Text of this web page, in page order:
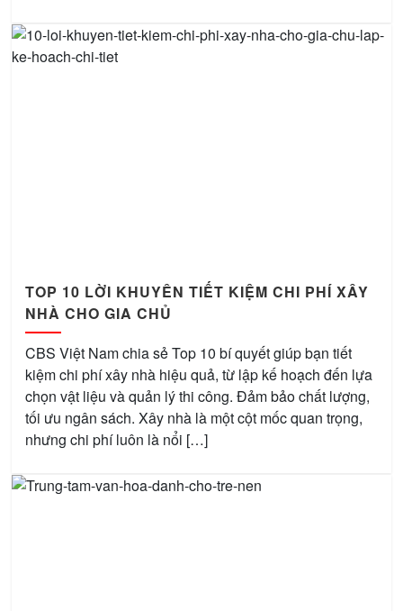
TOP 10 LỜI KHUYÊN TIẾT KIỆM CHI PHÍ XÂY
NHÀ CHO GIA CHỦ
CBS Việt Nam chia sẻ Top 10 bí quyết giúp bạn tiết
kiệm chi phí xây nhà hiệu quả, từ lập kế hoạch đến lựa
chọn vật liệu và quản lý thi công. Đảm bảo chất lượng,
tối ưu ngân sách. Xây nhà là một cột mốc quan trọng,
nhưng chi phí luôn là nổi […]